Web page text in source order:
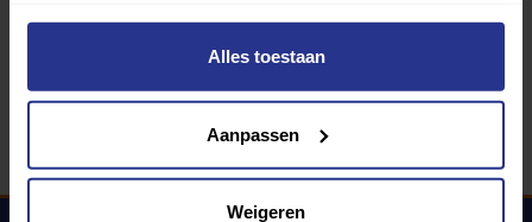
Alles toestaan
Aanpassen
Weigeren